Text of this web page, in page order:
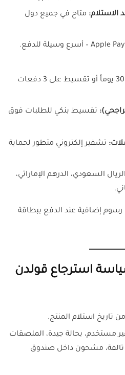
الاستلام: متاح في جميع دول
دفع خلال 30 يوماً أو تقسيط على 3 دفعات
تقسيط بنكي للطلبات فوق
تشفير إلكتروني متطور لحماية
الريال السعودي، الدرهم الإماراتي،
رسوم إضافية عند الدفع ببطاقة
استرجاع قولدن
مستخدم، بحالة جيدة، الملصقات
تالفة، مشحون داخل صندوق